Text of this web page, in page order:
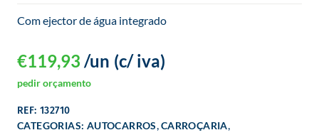
Com ejector de água integrado
€119,93 (c/ iva)
/un
pedir orçamento
REF: 132710
CATEGORIAS: AUTOCARROS,CARROÇARIA,